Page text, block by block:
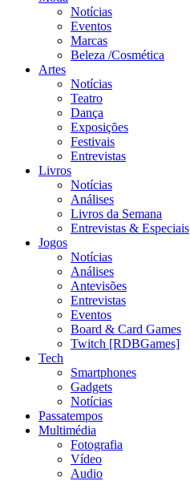
Notícias
Eventos
Marcas
Beleza /Cosmética
Artes
Notícias
Teatro
Dança
Exposições
Festivais
Entrevistas
Livros
Notícias
Análises
Livros da Semana
Entrevistas & Especiais
Jogos
Notícias
Análises
Antevisões
Entrevistas
Eventos
Board & Card Games
Twitch [RDBGames]
Tech
Smartphones
Gadgets
Notícias
Passatempos
Multimédia
Fotografia
Vídeo
Audio